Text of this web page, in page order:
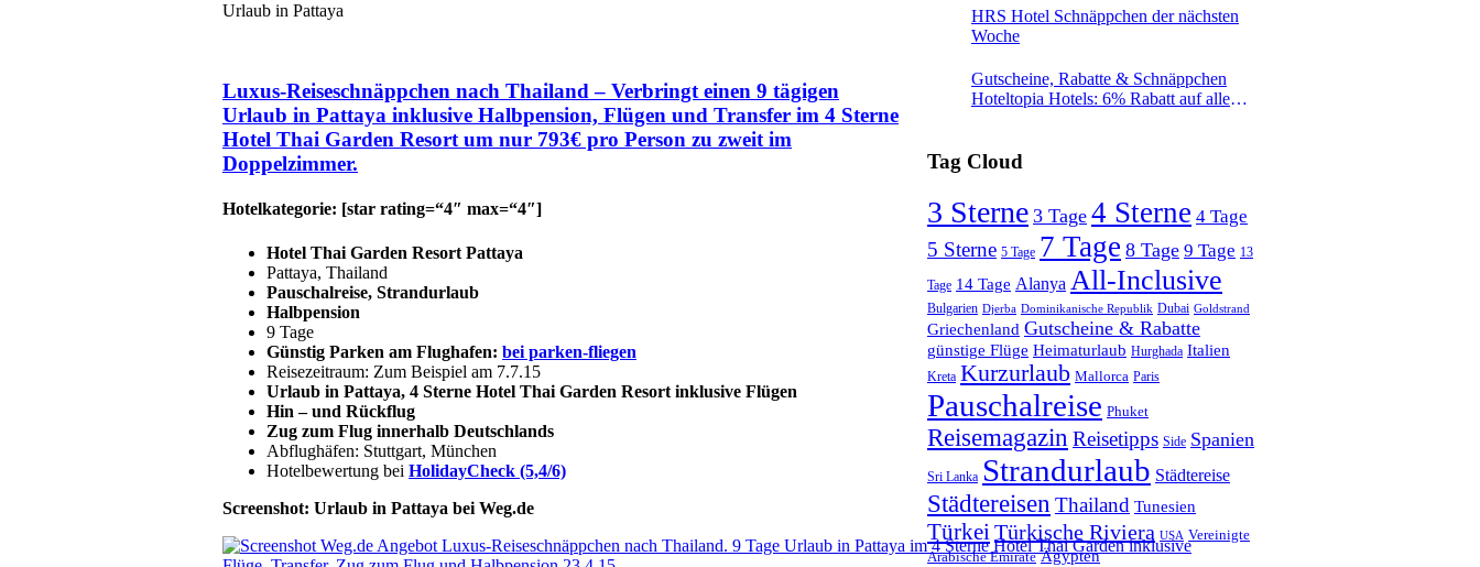
Urlaub in Pattaya
Luxus-Reiseschnäppchen nach Thailand – Verbringt einen 9 tägigen
Urlaub in Pattaya inklusive Halbpension, Flügen und Transfer im 4 Sterne
Hotel Thai Garden Resort um nur 793€ pro Person zu zweit im
Doppelzimmer.
Hotelkategorie: [star rating=“4″ max=“4″]
Hotel Thai Garden Resort Pattaya
Pattaya, Thailand
Pauschalreise, Strandurlaub
Halbpension
9 Tage
Günstig Parken am Flughafen: bei parken-fliegen
Reisezeitraum: Zum Beispiel am 7.7.15
Urlaub in Pattaya, 4 Sterne Hotel Thai Garden Resort inklusive Flügen
Hin – und Rückflug
Zug zum Flug innerhalb Deutschlands
Abflughäfen: Stuttgart, München
Hotelbewertung bei HolidayCheck (5,4/6)
Screenshot: Urlaub in Pattaya bei Weg.de
HRS Hotel Schnäppchen der nächsten
Woche
Gutscheine, Rabatte & Schnäppchen
Hoteltopia Hotels: 6% Rabatt auf alle
Tag Cloud
3 Sterne 3 Tage 4 Sterne 4 Tage
5 Sterne 5 Tage 7 Tage 8 Tage 9 Tage 13
Tage 14 Tage Alanya All-Inclusive
Bulgarien Djerba Dominikanische Republik Dubai Goldstrand
Griechenland Gutscheine & Rabatte
günstige Flüge Heimaturlaub Hurghada Italien
Kreta Kurzurlaub Mallorca Paris
Pauschalreise Phuket
Reisemagazin Reisetipps Side Spanien
Sri Lanka Strandurlaub Städtereise
Städtereisen Thailand Tunesien
Türkei Türkische Riviera USA Vereinigte
Arabische Emirate Ägypten